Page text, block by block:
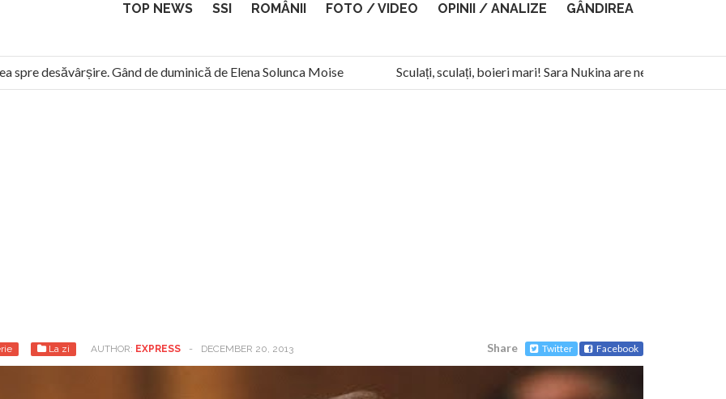
TOP NEWS SSI ROMÂNII FOTO / VIDEO OPINII / ANALIZE GÂNDIREA
desăvârșire. Gând de duminică de Elena Solunca Moise
Sculați, sculați, boieri mari! Sara Nukina are nevoie de ajutorul
“românii sunt slavi, nu latini”. Fostul agent ceaușist de la Humanitas militează pentru federalizarea României
La zi AUTHOR: EXPRESS - DECEMBER 20, 2013 Share Twitter Facebook